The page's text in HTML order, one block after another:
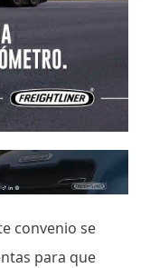
convenio se
para que